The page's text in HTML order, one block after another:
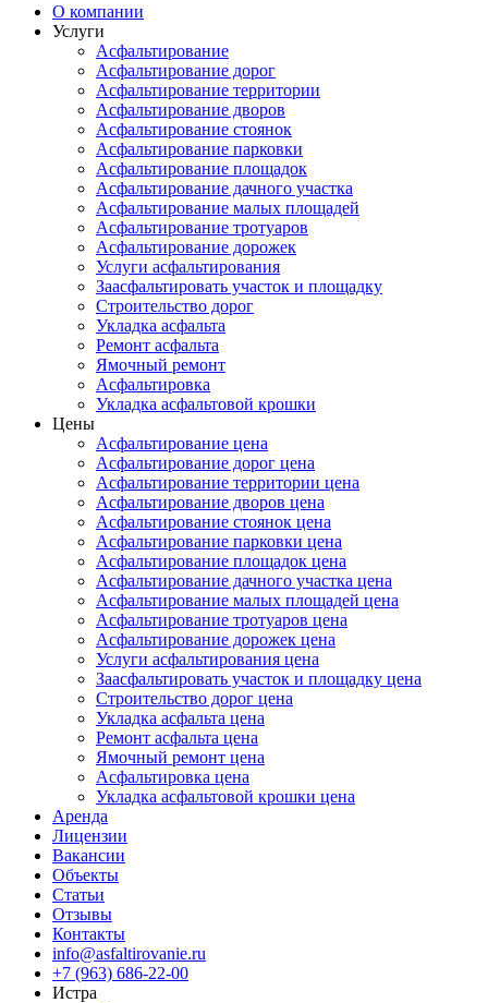
О компании
Услуги
Асфальтирование
Асфальтирование дорог
Асфальтирование территории
Асфальтирование дворов
Асфальтирование стоянок
Асфальтирование парковки
Асфальтирование площадок
Асфальтирование дачного участка
Асфальтирование малых площадей
Асфальтирование тротуаров
Асфальтирование дорожек
Услуги асфальтирования
Заасфальтировать участок и площадку
Строительство дорог
Укладка асфальта
Ремонт асфальта
Ямочный ремонт
Асфальтировка
Укладка асфальтовой крошки
Цены
Асфальтирование цена
Асфальтирование дорог цена
Асфальтирование территории цена
Асфальтирование дворов цена
Асфальтирование стоянок цена
Асфальтирование парковки цена
Асфальтирование площадок цена
Асфальтирование дачного участка цена
Асфальтирование малых площадей цена
Асфальтирование тротуаров цена
Асфальтирование дорожек цена
Услуги асфальтирования цена
Заасфальтировать участок и площадку цена
Строительство дорог цена
Укладка асфальта цена
Ремонт асфальта цена
Ямочный ремонт цена
Асфальтировка цена
Укладка асфальтовой крошки цена
Аренда
Лицензии
Вакансии
Объекты
Статьи
Отзывы
Контакты
info@asfaltirovanie.ru
+7 (963) 686-22-00
Истра